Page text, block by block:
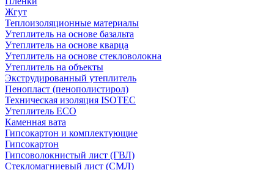
Жгут
Теплоизоляционные материалы
Утеплитель на основе базальта
Утеплитель на основе кварца
Утеплитель на основе стекловолокна
Утеплитель на объекты
Экструдированный утеплитель
Пенопласт (пенополистирол)
Техническая изоляция ISOTEC
Утеплитель ECO
Каменная вата
Гипсокартон и комплектующие
Гипсокартон
Гипсоволокнистый лист (ГВЛ)
Стекломагниевый лист (СМЛ)